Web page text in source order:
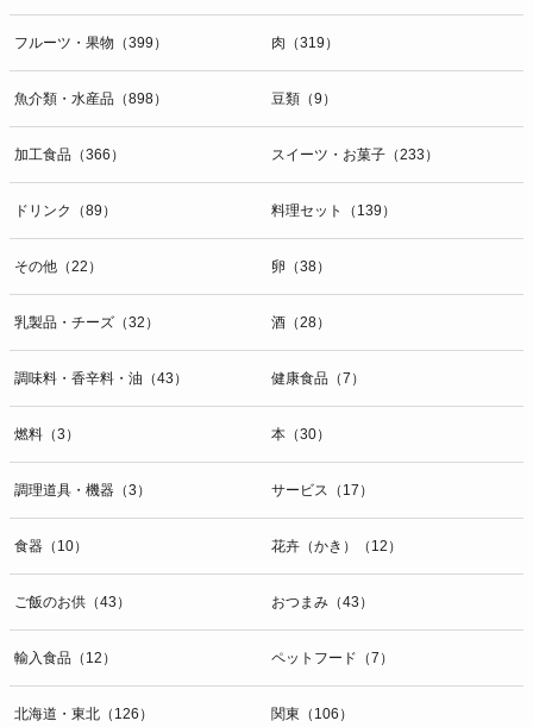
フルーツ・果物（399） 肉（319）
魚介類・水産品（898） 豆類（9）
加工食品（366） スイーツ・お菓子（233）
ドリンク（89） 料理セット（139）
その他（22） 卵（38）
乳製品・チーズ（32） 酒（28）
調味料・香辛料・油（43） 健康食品（7）
燃料（3） 本（30）
調理道具・機器（3） サービス（17）
食器（10） 花卉（かき）（12）
ご飯のお供（43） おつまみ（43）
輸入食品（12） ペットフード（7）
北海道・東北（126） 関東（106）